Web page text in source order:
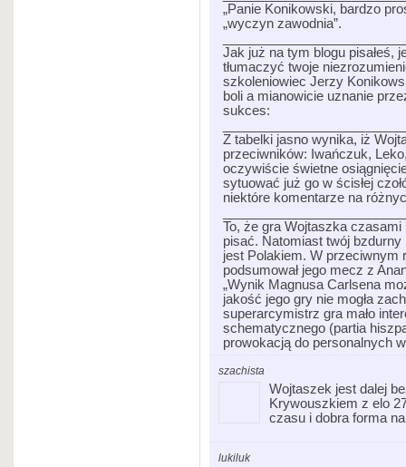
„Panie Konikowski, bardzo
„wyczyn zawodnia”.
Jak już na tym blogu pisałeś,
tłumaczyć twoje
szkoleniowiec Jerzy
boli a mianowicie uznanie
sukces:
Z tabelki jasno wynika, iż
przeciwników: Iwańczuk,
oczywiście świetne
sytuować już go w ścisłej
niektóre komentarze na
To, że gra Wojtaszka
pisać. Natomiast twój
jest Polakiem. W przeciwnym
podsumował jego mecz z
„Wynik Magnusa Carlsena
jakość jego gry nie mogła
superarcymistrz gra mało
schematycznego (partia
prowokacją do personalnych
szachista
Wojtaszek jest dalej
Krywouszkiem z elo
czasu i dobra forma
lukiluk